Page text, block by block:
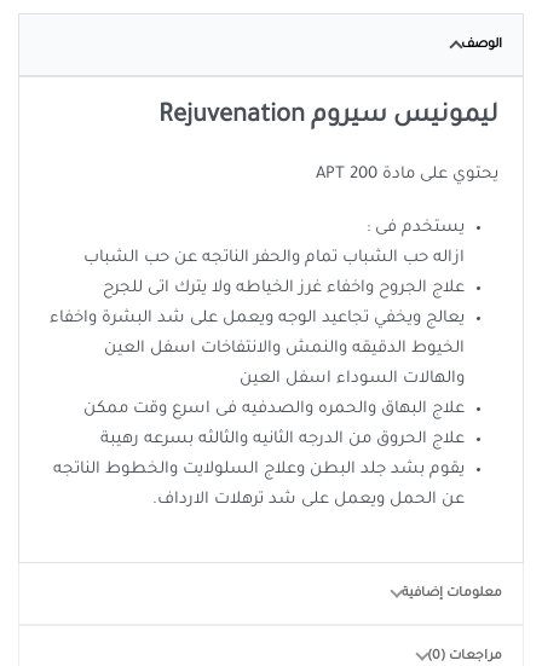
الوصف
ليمونيس سيروم Rejuvenation
يحتوي على مادة APT 200
يستخدم فى :
ازاله حب الشباب تمام والحفر الناتجه عن حب الشباب
علاج الجروح واخفاء غرز الخياطه ولا يترك اتى للجرح
يعالج ويخفي تجاعيد الوجه ويعمل على شد البشرة واخفاء
الخيوط الدقيقه والنمش والانتفاخات اسفل العين
والهالات السوداء اسفل العين
علاج البهاق والحمره والصدفيه فى اسرع وقت ممكن
علاج الحروق من الدرجه الثانيه والثالثه بسرعه رهيبة
يقوم بشد جلد البطن وعلاج السلولايت والخطوط الناتجه
عن الحمل ويعمل على شد ترهلات الارداف.
معلومات إضافية
مراجعات (0)